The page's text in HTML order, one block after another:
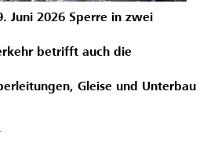
Juni 2026 Sperre in zwei
betrifft auch die
Gleise und Unterbau